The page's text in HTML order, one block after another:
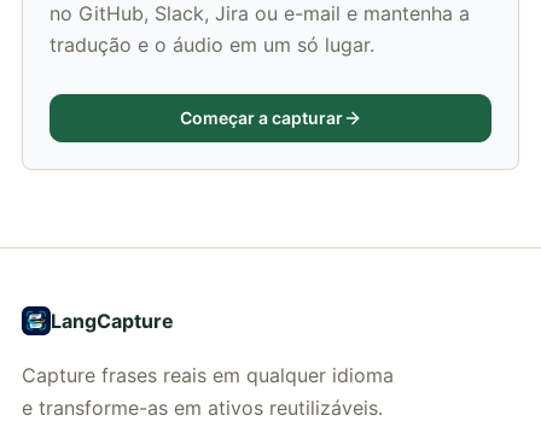
no GitHub, Slack, Jira ou e-mail e mantenha a
tradução e o áudio em um só lugar.
Começar a capturar
LangCapture
Capture frases reais em qualquer idioma
e transforme-as em ativos reutilizáveis.